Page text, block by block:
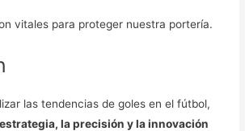
vitales para proteger nuestra portería.
las tendencias de goles en el fútbol,
la precisión y la innovación